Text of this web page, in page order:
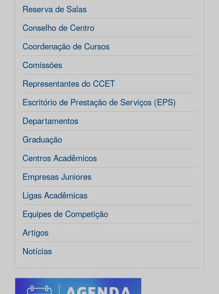
Reserva de Salas
Conselho de Centro
Coordenação de Cursos
Comissões
Representantes do CCET
Escritório de Prestação de Serviços (EPS)
Departamentos
Graduação
Centros Acadêmicos
Empresas Juniores
Ligas Acadêmicas
Equipes de Competição
Artigos
Notícias